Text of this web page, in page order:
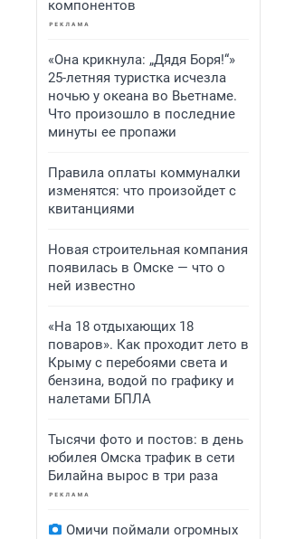
компонентов
«Она крикнула: „Дядя Боря!“»
25-летняя туристка исчезла
ночью у океана во Вьетнаме.
Что произошло в последние
минуты ее пропажи
Правила оплаты коммуналки
изменятся: что произойдет с
квитанциями
Новая строительная компания
появилась в Омске — что о
ней известно
«На 18 отдыхающих 18
поваров». Как проходит лето в
Крыму с перебоями света и
бензина, водой по графику и
налетами БПЛА
Тысячи фото и постов: в день
юбилея Омска трафик в сети
Билайна вырос в три раза
Омичи поймали огромных